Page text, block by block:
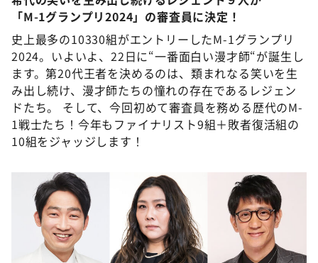
探偵！ナイトスクープ
news おかえり
河合＆A.B.C-Z塚田×福井アナ「なんでやねん！？」
（news おかえり）
DAIGOも台所 ～きょうの献立 何にする？～
本日はダイアンなり！シーズン２
朝だ！生です旅サラダ
教えて！ニュースライブ 正義のミカタ
ＬＩＦＥ～夢のカタチ～
新婚さんいらっしゃい！
ポツンと一軒家
「M-1グランプリ2024」の審査員に決定！
史上最多の10330組がエントリーしたM-1グランプリ
2024。いよいよ、22日に“一番面白い漫才師“が誕生し
ます。第20代王者を決めるのは、類まれなる笑いを生
み出し続け、漫才師たちの憧れの存在であるレジェン
ドたち。 そして、今回初めて審査員を務める歴代のM-
1戦士たち！今年もファイナリスト9組＋敗者復活組の
10組をジャッジします！